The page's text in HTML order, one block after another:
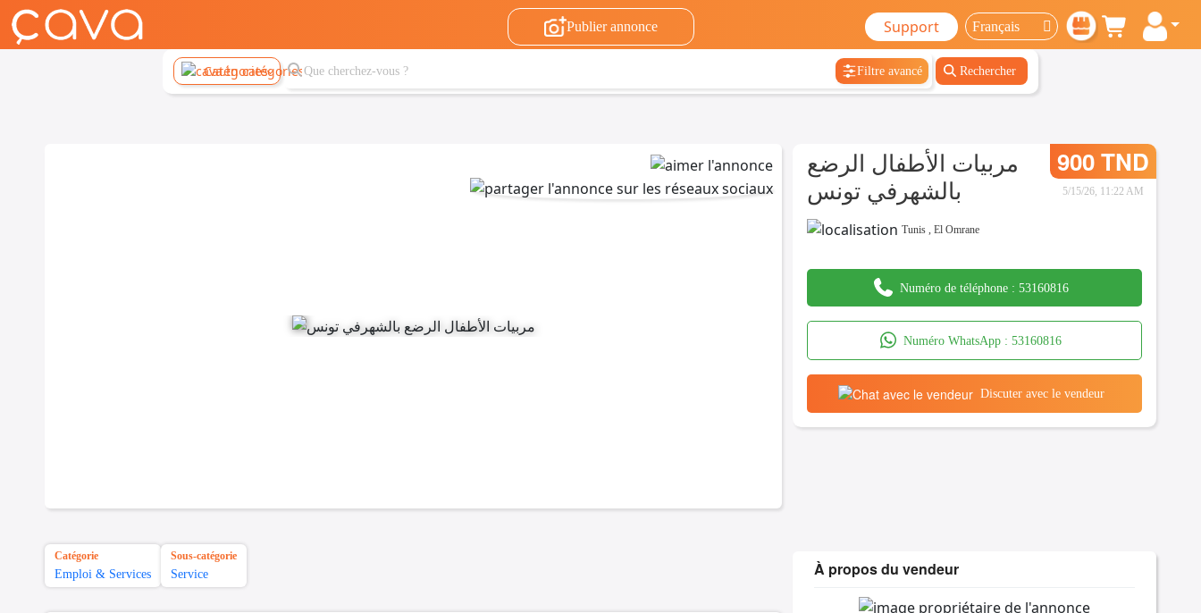
Publier annonce Support
Catégories Filtre avancé Rechercher
مربيات الأطفال الرضع
بالشهرفي تونس
900 TND
5/15/26, 11:22 AM
Tunis ,El Omrane
Numéro de téléphone : 53160816
Numéro WhatsApp :53160816
Discuter avec le vendeur
Catégorie
Emploi & Services
Sous-catégorie
Service À propos du vendeur